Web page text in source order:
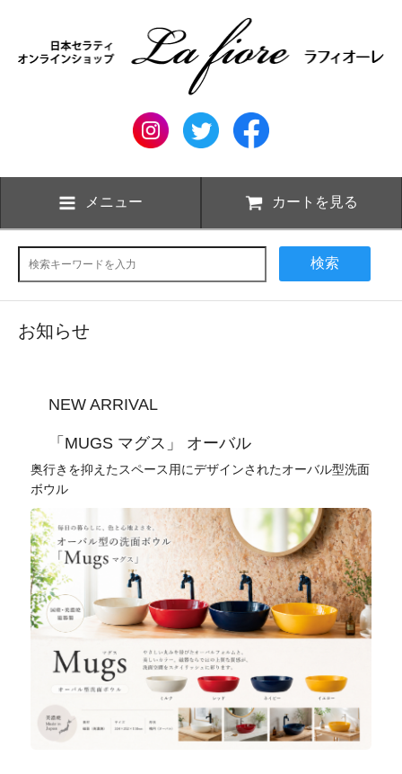
メニュー カートを見る
検索
お知らせ
NEW ARRIVAL
「MUGS マグス」 オーバル
奥行きを抑えたスペース用にデザインされたオーバル型洗面
ボウル